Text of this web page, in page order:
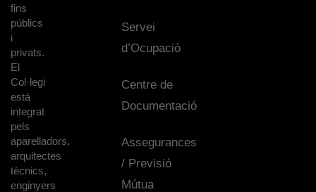
fins
públics
i
privats.
El
Col·legi
està
integrat
pels
aparelladors,
arquitectes
tècnics,
enginyers
Servei
d’Ocupació
Centre de
Documentació
Assegurances
/ Previsió
Mútua